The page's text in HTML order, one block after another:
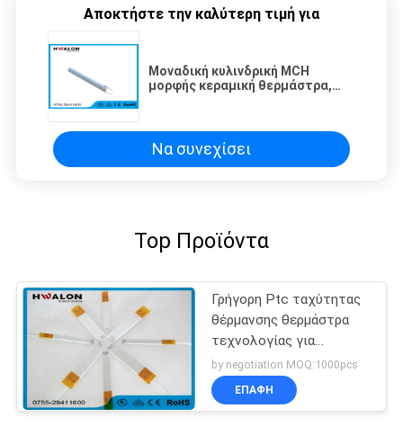
Αποκτήστε την καλύτερη τιμή για
Μοναδική κυλινδρική MCH
μορφής κεραμική θερμάστρα,
Να συνεχίσει
Top Προϊόντα
Γρήγορη Ptc ταχύτητας
θέρμανσης θερμάστρα
τεχνολογίας για
Straightener/το ρόλερ
τρίχας
by negotiation MOQ:1000pcs
ΕΠΑΦΉ